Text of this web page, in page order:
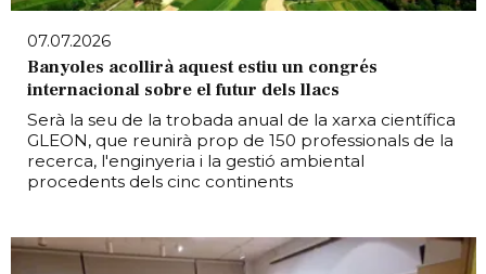
07.07.2026
Banyoles acollirà aquest estiu un congrés
internacional sobre el futur dels llacs
Serà la seu de la trobada anual de la xarxa científica
GLEON, que reunirà prop de 150 professionals de la
recerca, l'enginyeria i la gestió ambiental
procedents dels cinc continents